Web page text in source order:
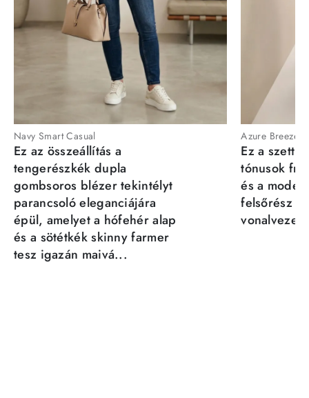
Navy Smart Casual
Ez az összeállítás a
tengerészkék dupla
gombsoros blézer tekintélyt
parancsoló eleganciájára
épül, amelyet a hófehér alap
és a sötétkék skinny farmer
tesz igazán maivá...
Azure Breeze
Ez a szett
tónusok
és a
felsőrész